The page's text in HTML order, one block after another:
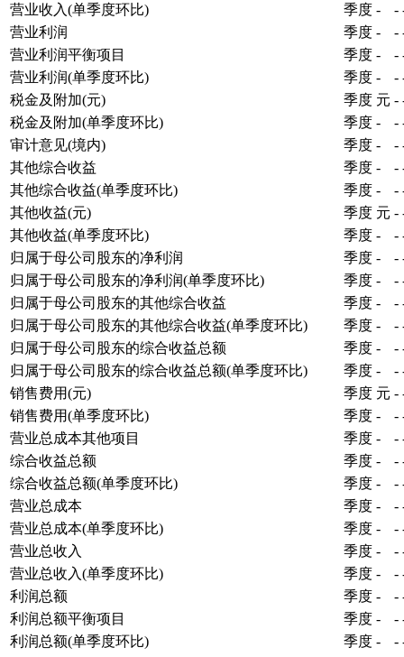
营业收入(单季度环比)
季度 - -
营业利润
季度 - -
营业利润平衡项目
季度 - -
营业利润(单季度环比)
季度 - -
税金及附加(元)
季度 元 -
税金及附加(单季度环比)
季度 - -
审计意见(境内)
季度 - -
其他综合收益
季度 - -
其他综合收益(单季度环比)
季度 - -
其他收益(元)
季度 元 -
其他收益(单季度环比)
季度 - -
归属于母公司股东的净利润
季度 - -
归属于母公司股东的净利润(单季度环比)
季度 - -
归属于母公司股东的其他综合收益
季度 - -
归属于母公司股东的其他综合收益(单季度环比)
季度 - -
归属于母公司股东的综合收益总额
季度 - -
归属于母公司股东的综合收益总额(单季度环比)
季度 - -
销售费用(元)
季度 元 -
销售费用(单季度环比)
季度 - -
营业总成本其他项目
季度 - -
综合收益总额
季度 - -
综合收益总额(单季度环比)
季度 - -
营业总成本
季度 - -
营业总成本(单季度环比)
季度 - -
营业总收入
季度 - -
营业总收入(单季度环比)
季度 - -
利润总额
季度 - -
利润总额平衡项目
季度 - -
利润总额(单季度环比)
季度 - -